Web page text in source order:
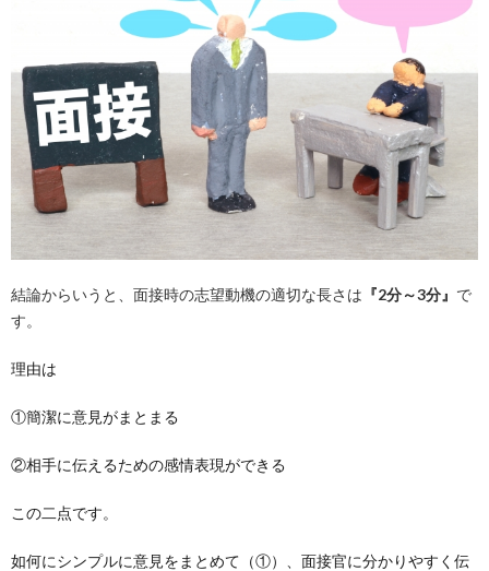
結論からいうと、面接時の志望動機の適切な長さは 『2分～3分』 で
す。
理由は
①簡潔に意見がまとまる
②相手に伝えるための感情表現ができる
この二点です。
如何にシンプルに意見をまとめて（①）、面接官に分かりやすく伝